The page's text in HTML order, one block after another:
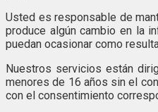
Usted es responsable de
produce algún cambio en la
puedan ocasionar como
Nuestros servicios están
menores de 16 años sin el
con el consentimiento